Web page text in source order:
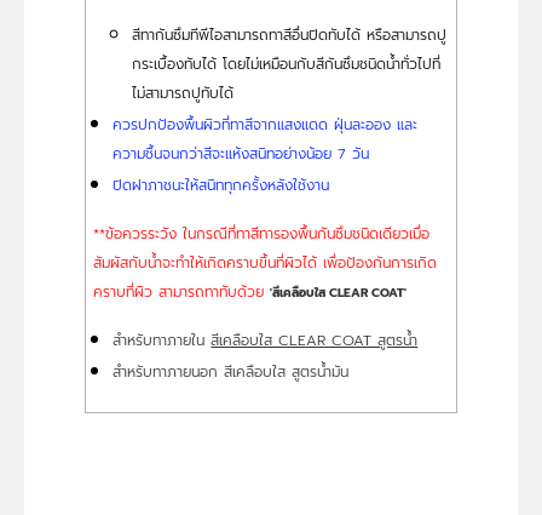
สีทากันซึมทีพีไอสามารถทาสีอื่นปิดทับได้ หรือสามารถปู
กระเบื้องทับได้ โดยไม่เหมือนกับสีกันซึมชนิดน้ำทั่วไปที่
ไม่สามารถปูทับได้
ควรปกป้องพื้นผิวที่ทาสีจากแสงแดด ฝุ่นละออง และ
ความชื้นจนกว่าสีจะแห้งสนิทอย่างน้อย 7 วัน
ปิดฝาภาชนะให้สนิททุกครั้งหลังใช้งาน
**ข้อควรระวัง ในกรณีที่ทาสีทารองพื้นกันซึมชนิดเดียวเมื่อ
สัมผัสกับน้ำจะทำให้เกิดคราบขึ้นที่ผิวได้ เพื่อป้องกันการเกิด
คราบที่ผิว สามารถทาทับด้วย'สีเคลือบใส CLEAR COAT'
สำหรับทาภายในสีเคลือบใส CLEAR COAT สูตรน้ำ
สำหรับทาภายนอก สีเคลือบใส สูตรน้ำมัน